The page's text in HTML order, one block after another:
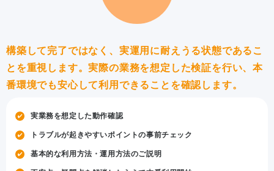
構築して完了ではなく、実運用に耐えうる状態であるこ
とを重視します。実際の業務を想定した検証を行い、本
番環境でも安心して利用できることを確認します。
実業務を想定した動作確認
トラブルが起きやすいポイントの事前チェック
基本的な利用方法・運用方法のご説明